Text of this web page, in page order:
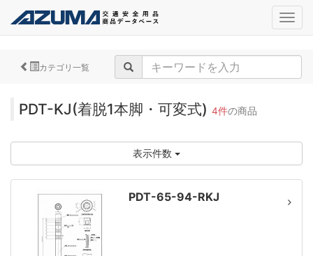
カテゴリ一覧
PDT-KJ(着脱1本脚・可変式) 4件の商品
表示件数
PDT-65-94-RKJ